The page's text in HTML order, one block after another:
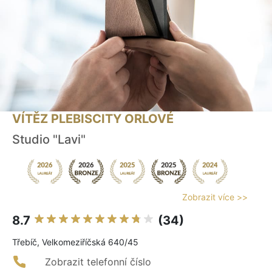
VÍTĚZ PLEBISCITY ORLOVÉ
Studio "Lavi"
Zobrazit více >>
8.7 (34)
Třebíč, Velkomeziříčská 640/45
Zobrazit telefonní číslo